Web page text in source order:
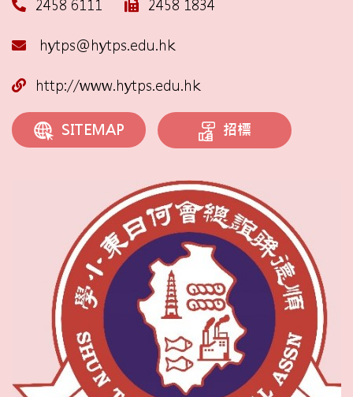
2458 6111 2458 1834
hytps@hytps.edu.hk
http://www.hytps.edu.hk
SITEMAP 招標